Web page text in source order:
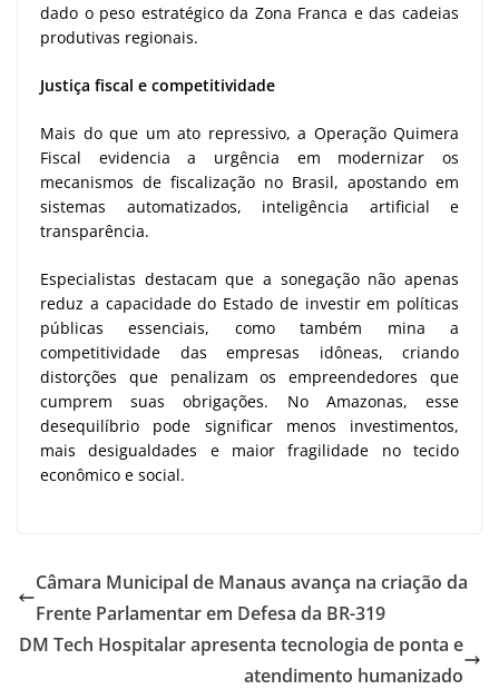
dado o peso estratégico da Zona Franca e das cadeias
produtivas regionais.
Justiça fiscal e competitividade
Mais do que um ato repressivo, a Operação Quimera
Fiscal evidencia a urgência em modernizar os
mecanismos de fiscalização no Brasil, apostando em
sistemas automatizados, inteligência artificial e
transparência.
Especialistas destacam que a sonegação não apenas
reduz a capacidade do Estado de investir em políticas
públicas essenciais, como também mina a
competitividade das empresas idôneas, criando
distorções que penalizam os empreendedores que
cumprem suas obrigações. No Amazonas, esse
desequilíbrio pode significar menos investimentos,
mais desigualdades e maior fragilidade no tecido
econômico e social.
Câmara Municipal de Manaus avança na criação da
Frente Parlamentar em Defesa da BR-319
DM Tech Hospitalar apresenta tecnologia de ponta e
atendimento humanizado